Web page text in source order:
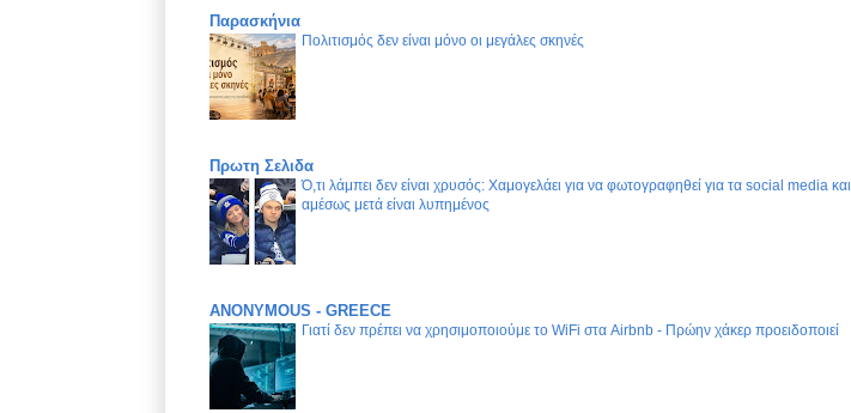
Παρασκήνια
Πολιτισμός δεν είναι μόνο οι μεγάλες σκηνές
Πρωτη Σελιδα
Ό,τι λάμπει δεν είναι χρυσός: Χαμογελάει για να φωτογραφηθεί για τα social media και
αμέσως μετά είναι λυπημένος
ANONYMOUS - GREECE
Γιατί δεν πρέπει να χρησιμοποιούμε το WiFi στα Airbnb - Πρώην χάκερ προειδοποιεί